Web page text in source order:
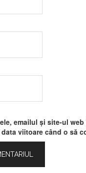
emailul și site-ul
viitoare când o să